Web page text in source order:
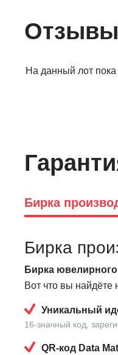
Отзывы
На данный лот
Бирка
Бирка
Бирка
Вот что вы найдёте
Уникальный
16-значный код,
QR-код Data